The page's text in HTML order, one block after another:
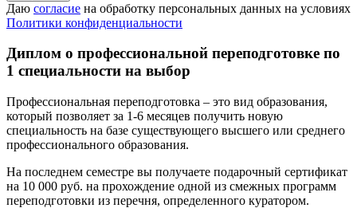
Даю согласие на обработку персональных данных на условиях
Политики конфиденциальности
Диплом о профессиональной переподготовке по
1 специальности на выбор
Профессиональная переподготовка – это вид образования,
который позволяет за 1-6 месяцев получить новую
специальность на базе существующего высшего или среднего
профессионального образования.
На последнем семестре вы получаете подарочный сертификат
на 10 000 руб. на прохождение одной из смежных программ
переподготовки из перечня, определенного куратором.